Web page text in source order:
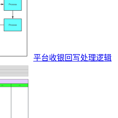
平台收银回写处理逻辑